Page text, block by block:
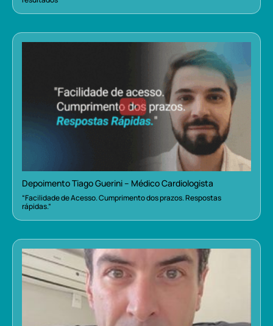
Depoimento Tiago Guerini – Médico Cardiologista
“Facilidade de Acesso. Cumprimento dos prazos. Respostas
rápidas.”